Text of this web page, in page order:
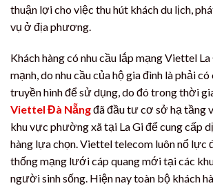
thuận lợi cho việc thu hút khách du lịch,
vụ ở địa phương.
Khách hàng có nhu cầu lắp mạng Viettel
mạnh, do nhu cầu của hộ gia đình là phải
truyền hình để sử dụng, do đó trong thời
Viettel Đà Nẵngđã đầu tư cơ sở hạ tầng
khu vực phường xã tại La Gi để cung cấp
hàng lựa chọn. Viettel telecom luôn nổ lực
thống mạng lưới cáp quang mới tại các
người sinh sống. Hiện nay toàn bộ khách